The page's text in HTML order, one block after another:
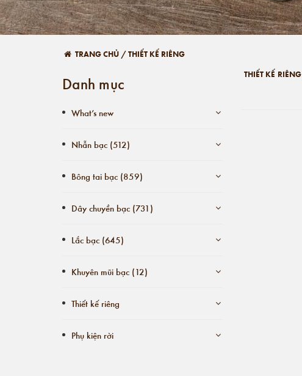
TRANG CHỦ /THIẾT KẾ RIÊNG
THIẾT KẾ RIÊNG
Danh mục
What’s new
Nhẫn bạc (512)
Bông tai bạc (859)
Dây chuyền bạc (731)
Lắc bạc (645)
Khuyên mũi bạc (12)
Thiết kế riêng
Phụ kiện rời